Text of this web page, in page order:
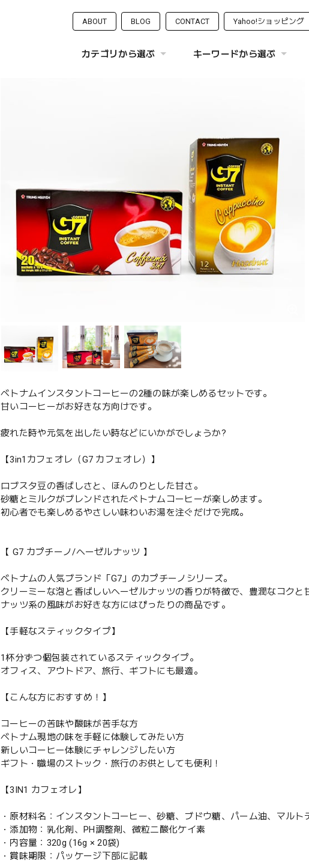
ABOUT BLOG CONTACT Yahoo!ショッピング
カテゴリから選ぶ キーワードから選ぶ
ベトナムインスタントコーヒーの2種の味が楽しめるセットです。
甘いコーヒーがお好きな方向けです。
疲れた時や元気を出したい時などにいかがでしょうか?
【3in1カフェオレ（G7 カフェオレ）】
ロブスタ豆の香ばしさと、ほんのりとした甘さ。
砂糖とミルクがブレンドされたベトナムコーヒーが楽しめます。
初心者でも楽しめるやさしい味わいお湯を注ぐだけで完成。
【 G7 カプチーノ/ヘーゼルナッツ 】
ベトナムの人気ブランド「G7」のカプチーノシリーズ。
クリーミーな泡と香ばしいヘーゼルナッツの香りが特徴で、豊潤なコクと
ナッツ系の風味がお好きな方にはぴったりの商品です。
【手軽なスティックタイプ】
1杯分ずつ個包装されているスティックタイプ。
オフィス、アウトドア、旅行、ギフトにも最適。
【こんな方におすすめ！】
コーヒーの苦味や酸味が苦手な方
ベトナム現地の味を手軽に体験してみたい方
新しいコーヒー体験にチャレンジしたい方
ギフト・職場のストック・旅行のお供としても便利！
【3IN1 カフェオレ】
・原材料名：インスタントコーヒー、砂糖、ブドウ糖、パーム油、マルト
・添加物：乳化剤、PH調整剤、微粒二酸化ケイ素
・内容量：320g (16g × 20袋)
・賞味期限：パッケージ下部に記載